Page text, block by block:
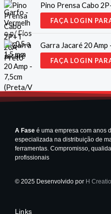
Pino Prensa Cabo
FAÇA LOGIN
Garra Jacaré 20 Amp
FAÇA LOGIN
A Fase é uma empresa com anos
especializada na distribuição de
ferramentas. Compromisso,
profissionais
© 2025 Desenvolvido por H
Links